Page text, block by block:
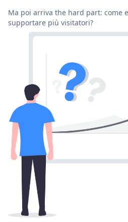
Ma poi arriva the hard part: come
supportare più visitatori?